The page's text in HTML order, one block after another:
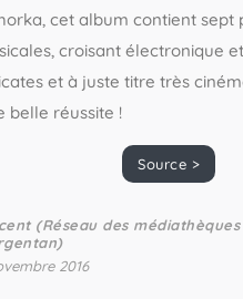
cet album contient sept
croisant électronique
et à juste titre très
belle réussite !
Source >
(Réseau des médiathèques
2016